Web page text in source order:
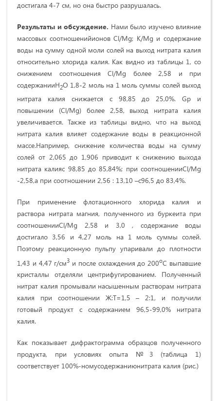
достигала 4-7 см, но она быстро разрушалась.
Результаты и обсуждение. Нами было изучено влияние
массовых соотношенийионов Cl/Mg; К/Mg и содержание
воды на сумму одной моли солей на выход нитрата калия
относительно хлорида калия. Как видно из таблицы 1, со
снижением соотношения Cl/Mg более 2,58 и при
содержанииH2O 1,8-2 моль на 1 моль суммы солей выход
нитрата калия снижается с 98,85 до 25,0%. Gр и
повышении (Cl/Mg) более 2,58, выход нитрата калия
увеличивается. Также из таблицы видно, что на выход
нитрата калия влияет содержание воды в реакционной
массе.Например, снижение количества воды на сумму
солей от 2,065 до 1,906 приводит к снижению выхода
нитрата калияс 98,85 до 85,84%; при соотношенииCl/Mg
-2,58,а при соотношении 2,56 : 13,10 –с96,5 до 83,4%.
При применение флотационного хлорида калия и
раствора нитрата магния, полученного из буркеита при
соотношенииCl/Mg 2,58 и 3,0 , содержание воды
достигало 3,56 и 4,27 моль на 1 моль суммы солей.
Поэтому реакционную пульпу упаривали до плотности
1,43 и 4,47 г/см3 и после охлаждения до 200оС выпавшие
кристаллы отделяли центрифугированием. Полученный
нитрат калия промывали насышенным растворам нитрата
калия при соотношении Ж:Т=1,5 – 2:1, и получили
готовый продукт с содержанием 96,5-99,0% нитрата
калия.
Как показывает дифрактограмма образцов полученного
продукта, при условиях опыта №3 (таблица 1)
соответствует 100%-номусодержаниюнитрата калия (рис.)